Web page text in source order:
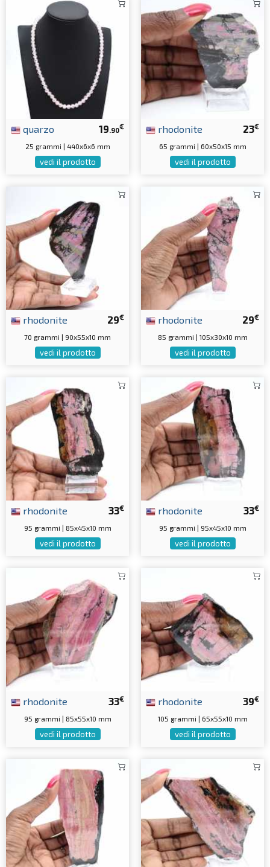
19.90€
quarzo
25 grammi | 440x6x6 mm
vedi il prodotto
23€
rhodonite
65 grammi | 60x50x15 mm
vedi il prodotto
29€
rhodonite
70 grammi | 90x55x10 mm
vedi il prodotto
29€
rhodonite
85 grammi | 105x30x10 mm
vedi il prodotto
33€
rhodonite
95 grammi | 85x45x10 mm
vedi il prodotto
33€
rhodonite
95 grammi | 95x45x10 mm
vedi il prodotto
33€
rhodonite
95 grammi | 85x55x10 mm
vedi il prodotto
39€
rhodonite
105 grammi | 65x55x10 mm
vedi il prodotto